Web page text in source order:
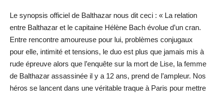
Le synopsis officiel de Balthazar nous dit ceci : « La relation
entre Balthazar et le capitaine Hélène Bach évolue d’un cran.
Entre rencontre amoureuse pour lui, problèmes conjugaux
pour elle, intimité et tensions, le duo est plus que jamais mis à
rude épreuve alors que l’enquête sur la mort de Lise, la femme
de Balthazar assassinée il y a 12 ans, prend de l’ampleur. Nos
héros se lancent dans une véritable traque à Paris pour mettre